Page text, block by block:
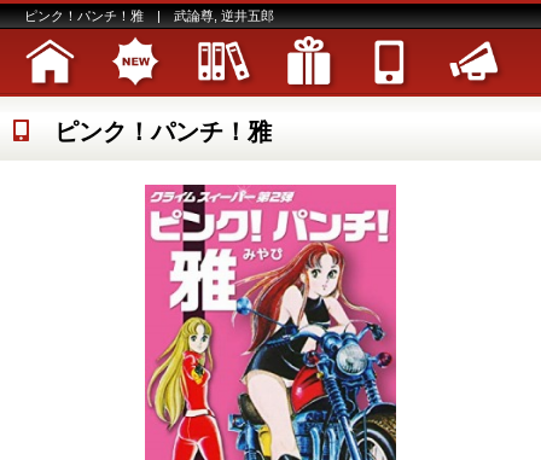
ピンク！パンチ！雅 | 武論尊, 逆井五郎
ピンク！パンチ！雅